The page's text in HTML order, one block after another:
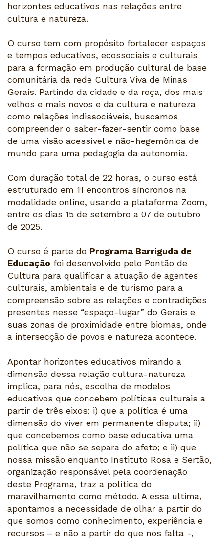
horizontes educativos nas relações entre
cultura e natureza.
O curso tem com propósito fortalecer espaços
e tempos educativos, ecossociais e culturais
para a formação em produção cultural de base
comunitária da rede Cultura Viva de Minas
Gerais. Partindo da cidade e da roça, dos mais
velhos e mais novos e da cultura e natureza
como relações indissociáveis, buscamos
compreender o saber-fazer-sentir como base
de uma visão acessível e não-hegemônica de
mundo para uma pedagogia da autonomia.
Com duração total de 22 horas, o curso está
estruturado em 11 encontros síncronos na
modalidade online, usando a plataforma Zoom,
entre os dias 15 de setembro a 07 de outubro
de 2025.
O curso é parte do Programa Barriguda de
Educação foi desenvolvido pelo Pontão de
Cultura para qualificar a atuação de agentes
culturais, ambientais e de turismo para a
compreensão sobre as relações e contradições
presentes nesse “espaço-lugar” do Gerais e
suas zonas de proximidade entre biomas, onde
a intersecção de povos e natureza acontece.
Apontar horizontes educativos mirando a
dimensão dessa relação cultura-natureza
implica, para nós, escolha de modelos
educativos que concebem políticas culturais a
partir de três eixos: i) que a política é uma
dimensão do viver em permanente disputa; ii)
que concebemos como base educativa uma
política que não se separa do afeto; e ii) que
nossa missão enquanto Instituto Rosa e Sertão,
organização responsável pela coordenação
deste Programa, traz a política do
maravilhamento como método. A essa última,
apontamos a necessidade de olhar a partir do
que somos como conhecimento, experiência e
recursos – e não a partir do que nos falta -,